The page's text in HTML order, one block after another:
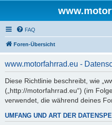
FAQ
Foren-Übersicht
www.motorfahrrad.eu -
Diese Richtlinie beschreibt, wie
(„http://motorfahrrad.eu“) (im
verwendet, die während deines
UMFANG UND ART DER